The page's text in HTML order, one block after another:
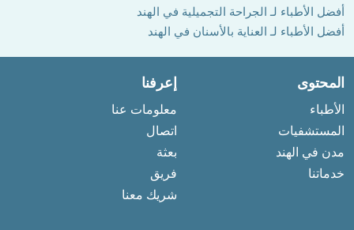
أفضل الأطباء لـ الجراحة التجميلية في الهند
أفضل الأطباء لـ العناية بالأسنان في الهند
المحتوى
الأطباء
المستشفيات
مدن في الهند
خدماتنا
إعرفنا
معلومات عنا
اتصال
بعثة
فريق
شريك معنا